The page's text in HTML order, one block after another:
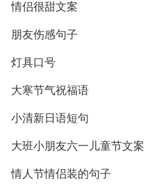
情侣很甜文案
朋友伤感句子
灯具口号
大寒节气祝福语
小清新日语短句
大班小朋友六一儿童节文案
情人节情侣装的句子